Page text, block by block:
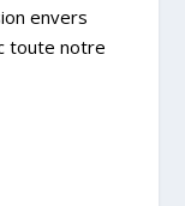
envers
toute notre